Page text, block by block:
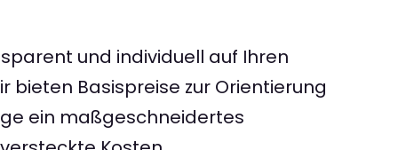
und individuell auf Ihren
bieten Basispreise zur Orientierung
ein maßgeschneidertes